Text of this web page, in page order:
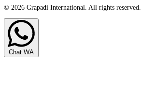
© 2026 Grapadi International. All rights reserved.
Chat WA